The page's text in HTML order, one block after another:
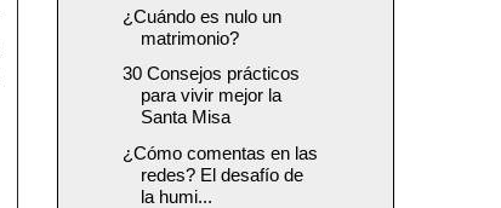
¿Cuándo es nulo un
matrimonio?
30 Consejos prácticos
para vivir mejor la
Santa Misa
¿Cómo comentas en las
redes? El desafío de
la humi...